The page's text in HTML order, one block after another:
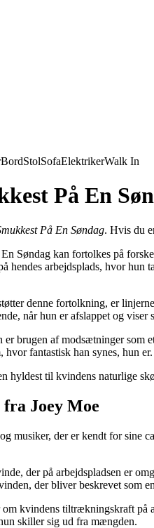
BordStolSofaElektrikerWalk In
På En
På En Søndag. Hvis du
Søndag kan fortolkes på
hendes arbejdsplads, hvor
denne fortolkning, er
når hun er afslappet og viser
er brugen af modsætninger
fantastisk han synes, hun
hyldest til kvindens naturlige
Joey Moe
musiker, der er kendt for sine
der på arbejdspladsen er
der bliver beskrevet som
kvindens tiltrækningskraft på
skiller sig ud fra mængden.